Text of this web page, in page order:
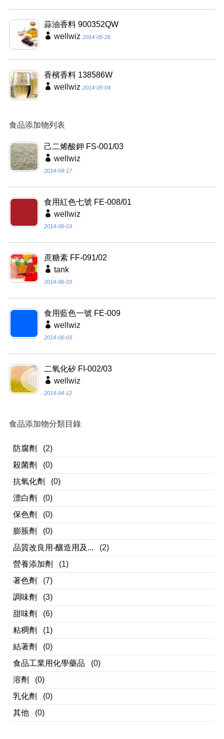
蒜油香料 900352QW
wellwiz 2014-05-26
香檳香料 138586W
wellwiz 2014-05-04
食品添加物列表
己二烯酸鉀 FS-001/03
wellwiz
2014-04-17
食用紅色七號 FE-008/01
wellwiz
2014-06-03
蔗糖素 FF-091/02
tank
2014-06-03
食用藍色一號 FE-009
wellwiz
2014-06-03
二氧化矽 FI-002/03
wellwiz
2014-04-12
食品添加物分類目錄
防腐劑
(2)
殺菌劑
(0)
抗氧化劑
(0)
漂白劑
(0)
保色劑
(0)
膨脹劑
(0)
品質改良用-釀造用及...
(2)
營養添加劑
(1)
著色劑
(7)
調味劑
(3)
甜味劑
(6)
粘稠劑
(1)
結著劑
(0)
食品工業用化學藥品
(0)
溶劑
(0)
乳化劑
(0)
其他
(0)